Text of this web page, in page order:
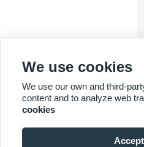
We use cookies
We use our own and third-
content and to analyze web
cookies